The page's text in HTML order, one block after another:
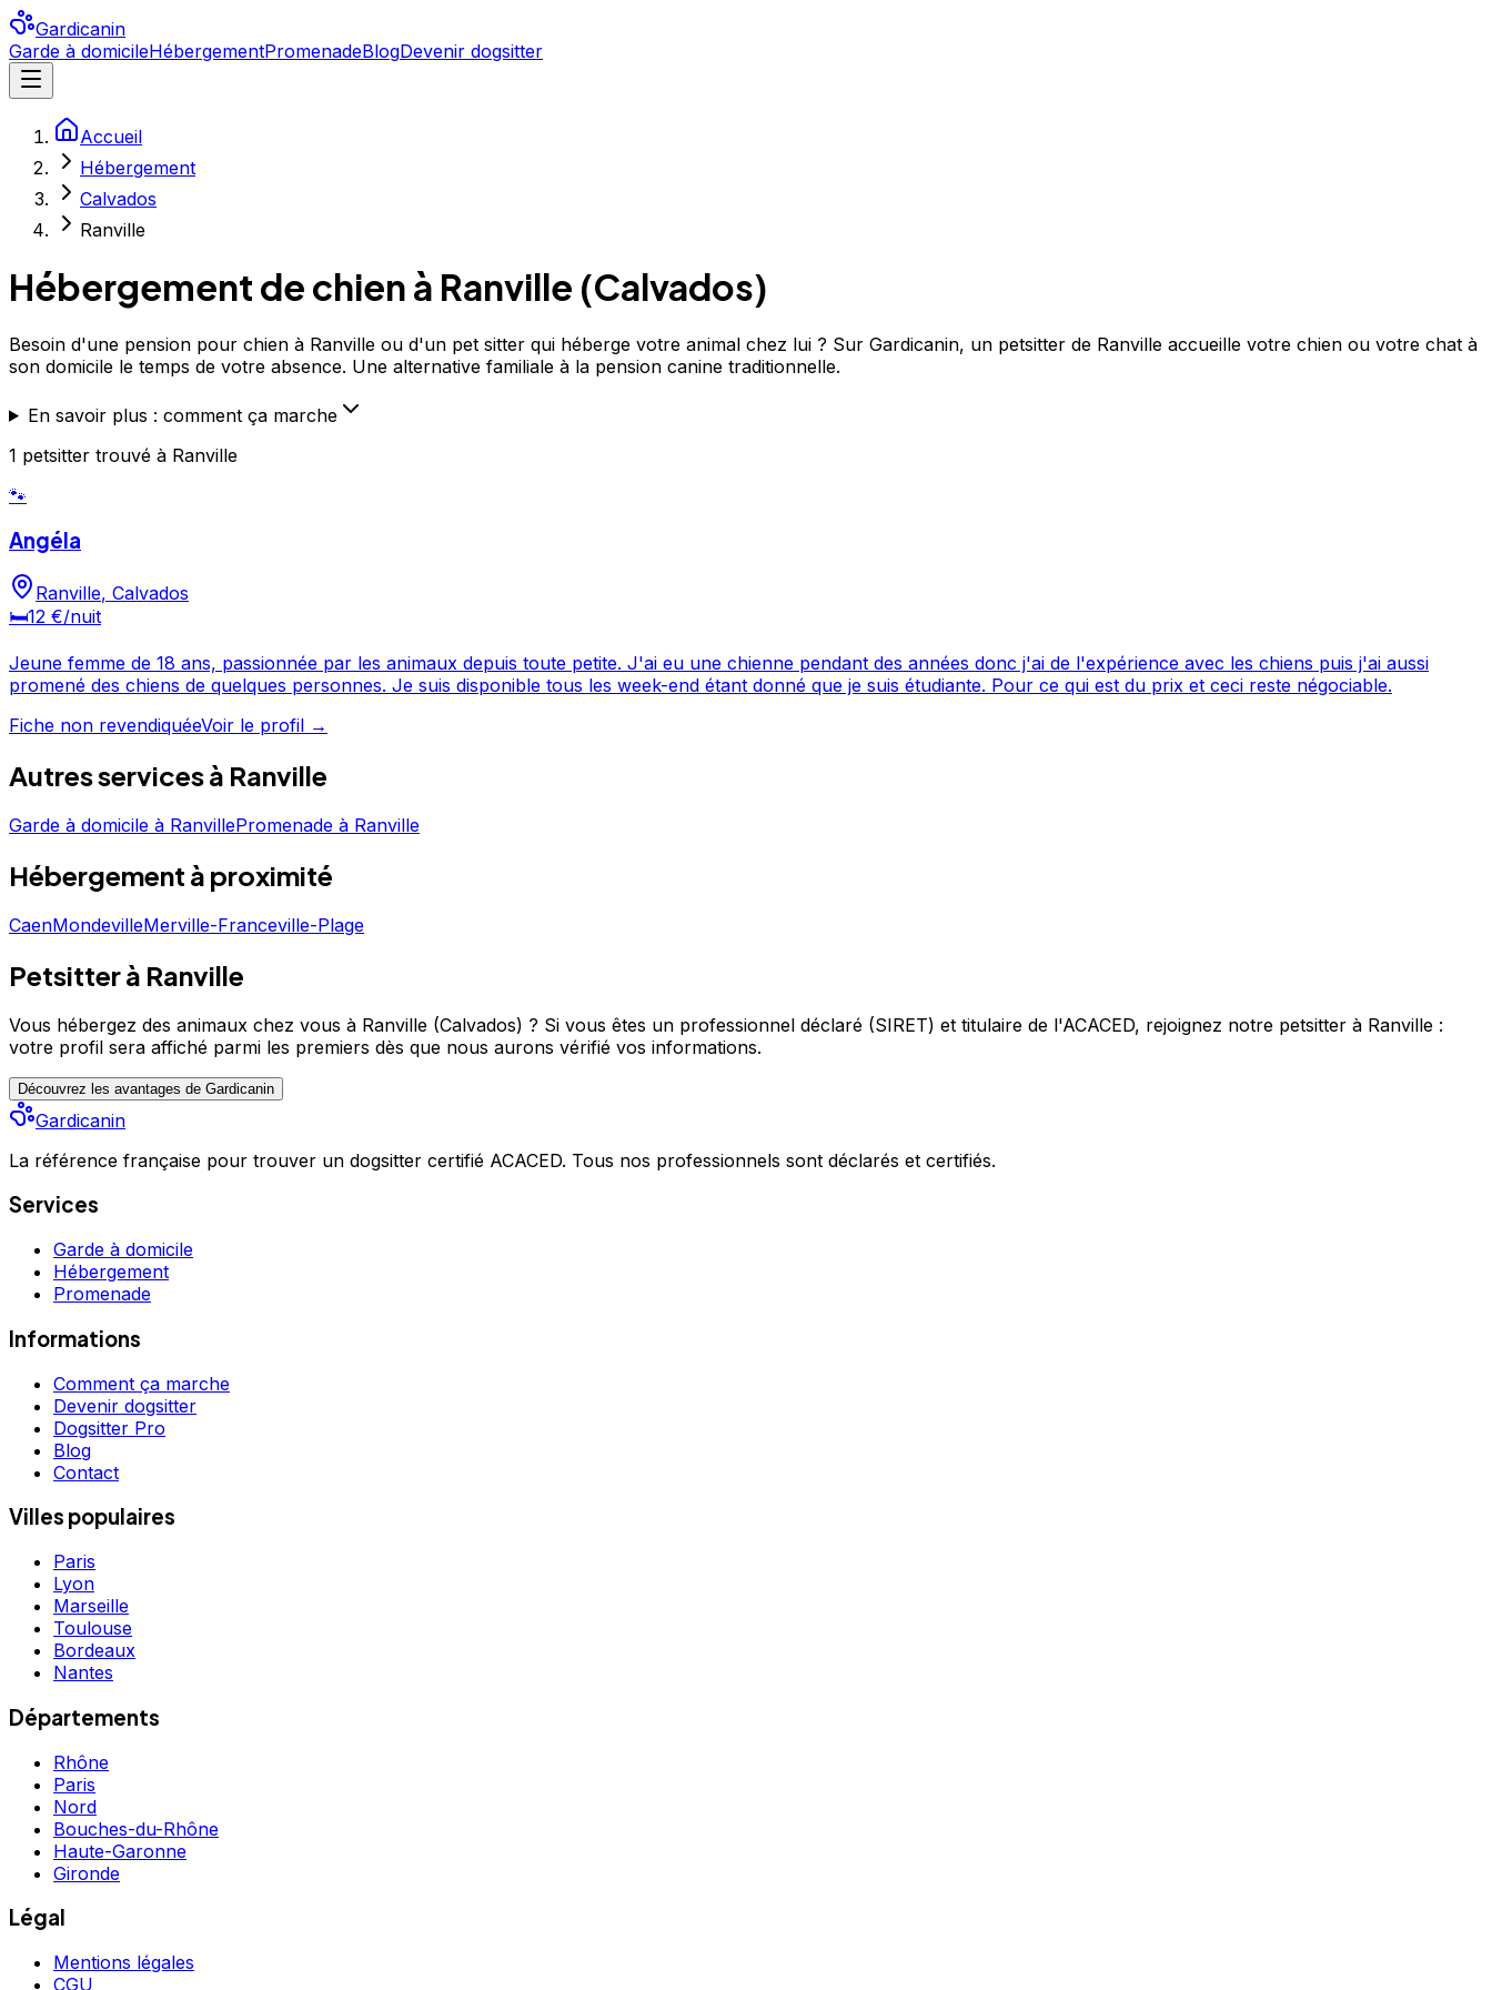
Gardicanin
Garde à domicileHébergementPromenadeBlogDevenir dogsitter
Accueil
Hébergement
Calvados
Ranville
Hébergement de chien à Ranville (Calvados)
Besoin d'une pension pour chien à Ranville ou d'un pet sitter qui héberge votre animal chez lui ? Sur Gardicanin, un petsitter de Ranville accueille votre chien ou votre chat à
son domicile le temps de votre absence. Une alternative familiale à la pension canine traditionnelle.
En savoir plus : comment ça marche
1 petsitter trouvé à Ranville
🐾
Angéla
Ranville, Calvados
🛏️12 €/nuit
Jeune femme de 18 ans, passionnée par les animaux depuis toute petite. J'ai eu une chienne pendant des années donc j'ai de l'expérience avec les chiens puis j'ai aussi
promené des chiens de quelques personnes. Je suis disponible tous les week-end étant donné que je suis étudiante. Pour ce qui est du prix et ceci reste négociable.
Fiche non revendiquéeVoir le profil →
Autres services à Ranville
Garde à domicile à RanvillePromenade à Ranville
Hébergement à proximité
CaenMondevilleMerville-Franceville-Plage
Petsitter à Ranville
Vous hébergez des animaux chez vous à Ranville (Calvados) ? Si vous êtes un professionnel déclaré (SIRET) et titulaire de l'ACACED, rejoignez notre petsitter à Ranville :
votre profil sera affiché parmi les premiers dès que nous aurons vérifié vos informations.
Découvrez les avantages de Gardicanin
Gardicanin
La référence française pour trouver un dogsitter certifié ACACED. Tous nos professionnels sont déclarés et certifiés.
Services
Garde à domicile
Hébergement
Promenade
Informations
Comment ça marche
Devenir dogsitter
Dogsitter Pro
Blog
Contact
Villes populaires
Paris
Lyon
Marseille
Toulouse
Bordeaux
Nantes
Départements
Rhône
Paris
Nord
Bouches-du-Rhône
Haute-Garonne
Gironde
Légal
Mentions légales
CGU